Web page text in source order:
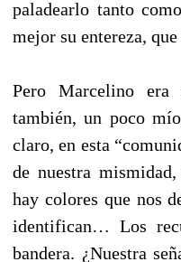
paladearlo tanto
mejor su entereza,
Pero Marcelino
también, un poco
claro, en esta
de nuestra
hay colores que nos
identifican… Los
bandera. ¿Nuestra